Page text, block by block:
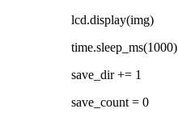
lcd.display(img)
time.sleep_ms(1000)
save_dir += 1
save_count = 0